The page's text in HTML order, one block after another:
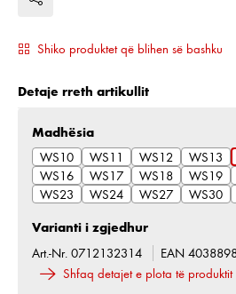
Shiko produktet që blihen së bashku
Detaje rreth artikullit
Zgjidh
Madhësia
WS10
WS11 WS12 WS13
WS16
WS17 WS18 WS19
WS23
WS24 WS27 WS30
Varianti i zgjedhur
Art.-Nr. 0712132314
EAN
Shfaq detajet e plota të produktit